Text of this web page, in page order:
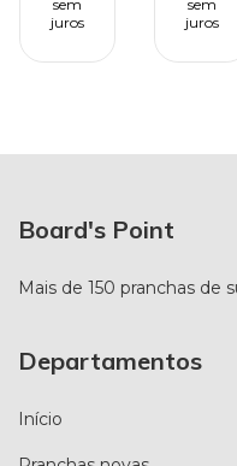
- 32,9L
- PU
sem
juros
1/2 -
29,7L
sem
juros
Board's Point
Mais de 150 pranchas de
Departamentos
Início